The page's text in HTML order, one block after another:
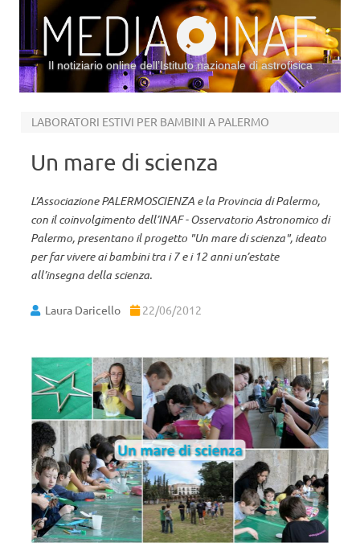
Il notiziario online dell’Istituto nazionale di astrofisica
LABORATORI ESTIVI PER BAMBINI A PALERMO
Un mare di scienza
L’Associazione PALERMOSCIENZA e la Provincia di Palermo,
con il coinvolgimento dell’INAF - Osservatorio Astronomico di
Palermo, presentano il progetto "Un mare di scienza", ideato
per far vivere ai bambini tra i 7 e i 12 anni un’estate
all’insegna della scienza.
Laura Daricello 22/06/2012